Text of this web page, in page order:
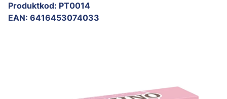
Produktkod: PT0014
EAN: 6416453074033